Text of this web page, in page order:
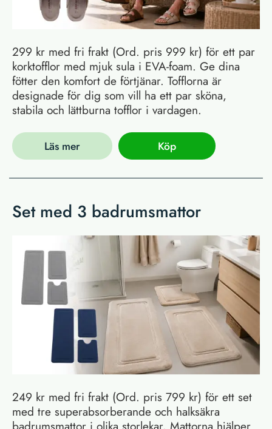
299 kr med fri frakt (Ord. pris 999 kr) för ett par
korktofflor med mjuk sula i EVA-foam. Ge dina
fötter den komfort de förtjänar. Tofflorna är
designade för dig som vill ha ett par sköna,
stabila och lättburna tofflor i vardagen.
Läs mer Köp
Set med 3 badrumsmattor
249 kr med fri frakt (Ord. pris 799 kr) för ett set
med tre superabsorberande och halksäkra